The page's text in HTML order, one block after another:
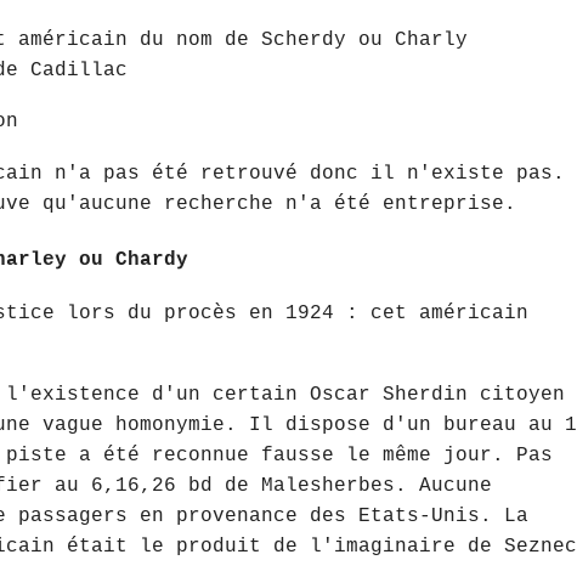
du nom de Scherdy ou Charly
Cadillac
n'a pas été retrouvé donc il n'existe pas.
qu'aucune recherche n'a été entreprise.
ou Chardy
lors du procès en 1924 : cet américain
l'existence d'un certain Oscar Sherdin citoyen
vague homonymie. Il dispose d'un bureau au 1
a été reconnue fausse le même jour. Pas
au 6,16,26 bd de Malesherbes. Aucune
en provenance des Etats-Unis. La
était le produit de l'imaginaire de Seznec